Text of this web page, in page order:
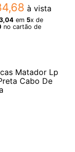
,68 à vista
,04em 5x de
no cartão de